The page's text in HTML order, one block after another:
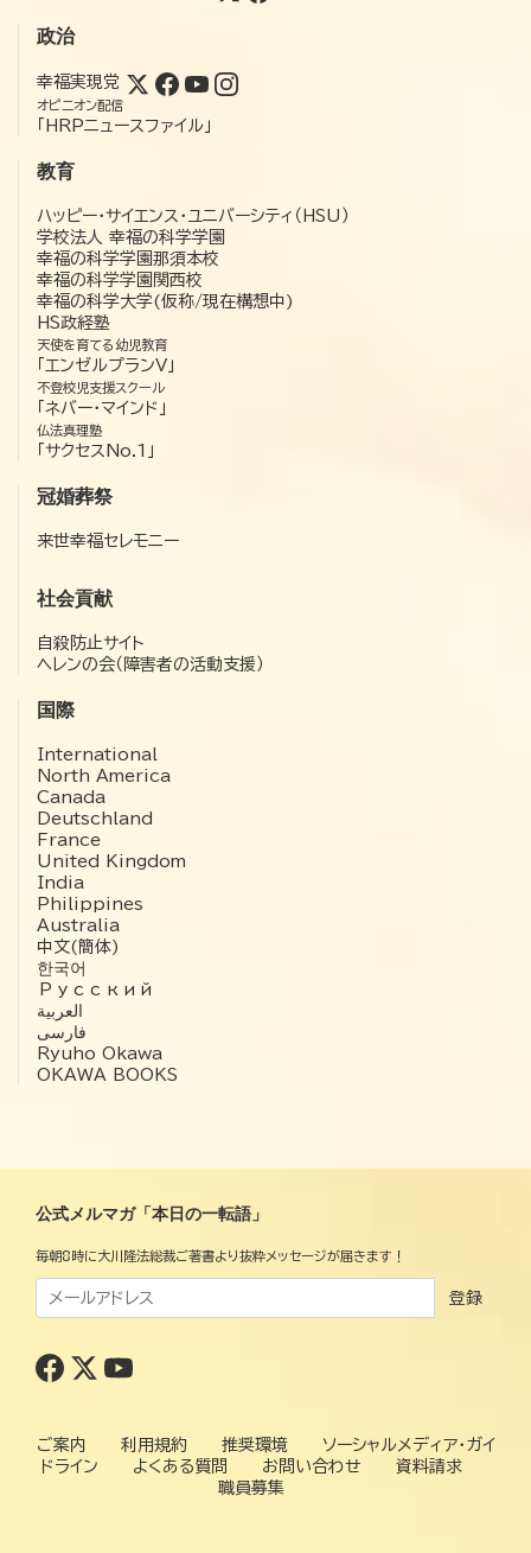
政治
幸福実現党
オピニオン配信
「HRPニュースファイル」
教育
ハッピー・サイエンス・ユニバーシティ（HSU）
学校法人 幸福の科学学園
幸福の科学学園那須本校
幸福の科学学園関西校
幸福の科学大学(仮称/現在構想中)
HS政経塾
天使を育てる幼児教育
「エンゼルプランV」
不登校児支援スクール
「ネバー・マインド」
仏法真理塾
「サクセスNo.1」
冠婚葬祭
来世幸福セレモニー
社会貢献
自殺防止サイト
ヘレンの会（障害者の活動支援）
国際
International
North America
Canada
Deutschland
France
United Kingdom
India
Philippines
Australia
中文(簡体)
한국어
Русский
العربية‏
فارسی
Ryuho Okawa
OKAWA BOOKS
公式メルマガ「本日の一転語」
毎朝8時に大川隆法総裁ご著書より抜粋メッセージが届きます！
登録
ご案内 利用規約 推奨環境
ソーシャルメディア・ガイ
ドライン
よくある質問 お問い合わせ
資料請求
職員募集